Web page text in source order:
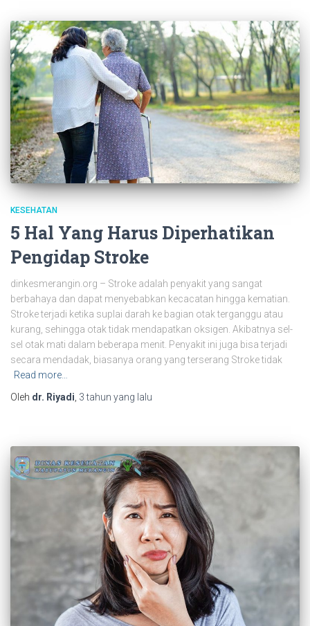
KESEHATAN
5 Hal Yang Harus Diperhatikan
Pengidap Stroke
dinkesmerangin.org – Stroke adalah penyakit yang sangat
berbahaya dan dapat menyebabkan kecacatan hingga kematian.
Stroke terjadi ketika suplai darah ke bagian otak terganggu atau
kurang, sehingga otak tidak mendapatkan oksigen. Akibatnya sel-
sel otak mati dalam beberapa menit. Penyakit ini juga bisa terjadi
secara mendadak, biasanya orang yang terserang Stroke tidak
Read more…
Oleh dr. Riyadi 3 tahun yang lalu